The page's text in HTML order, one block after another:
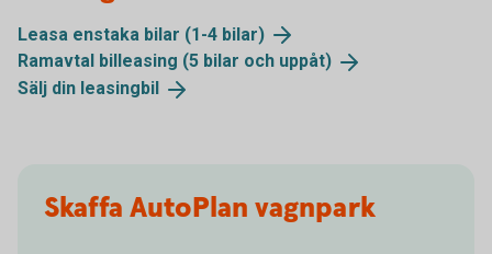
Leasa enstaka bilar (1-4 bilar)
Ramavtal billeasing (5 bilar och uppåt)
Sälj din leasingbil
Skaffa AutoPlan vagnpark